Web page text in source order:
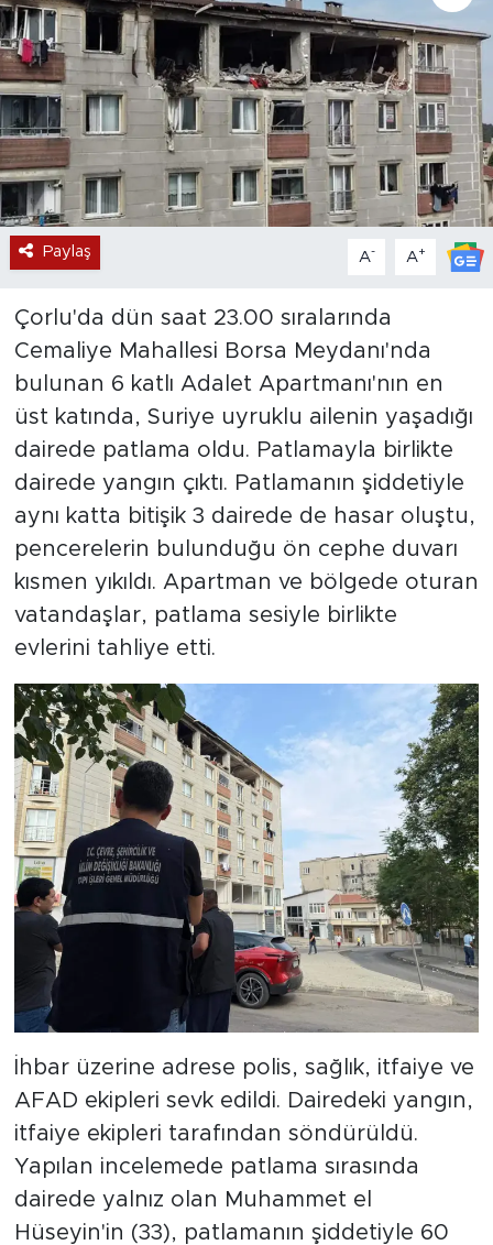
Paylaş A- A+
Çorlu'da dün saat 23.00 sıralarında
Cemaliye Mahallesi Borsa Meydanı'nda
bulunan 6 katlı Adalet Apartmanı'nın en
üst katında, Suriye uyruklu ailenin yaşadığı
dairede patlama oldu. Patlamayla birlikte
dairede yangın çıktı. Patlamanın şiddetiyle
aynı katta bitişik 3 dairede de hasar oluştu,
pencerelerin bulunduğu ön cephe duvarı
kısmen yıkıldı. Apartman ve bölgede oturan
vatandaşlar, patlama sesiyle birlikte
evlerini tahliye etti.
İhbar üzerine adrese polis, sağlık, itfaiye ve
AFAD ekipleri sevk edildi. Dairedeki yangın,
itfaiye ekipleri tarafından söndürüldü.
Yapılan incelemede patlama sırasında
dairede yalnız olan Muhammet el
Hüseyin'in (33), patlamanın şiddetiyle 60
Spor
Turizm